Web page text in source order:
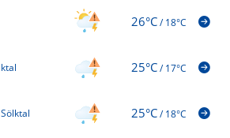
26°C/18°C
25°C/17°C
25°C/18°C